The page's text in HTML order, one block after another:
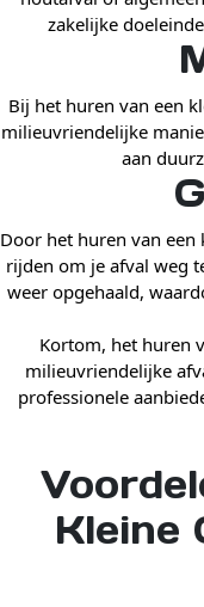
zakelijke
Bij het huren van een
milieuvriendelijke
aan
Door het huren van
rijden om je afval weg
weer opgehaald,
Kortom, het huren
milieuvriendelijke
professionele
Kleine